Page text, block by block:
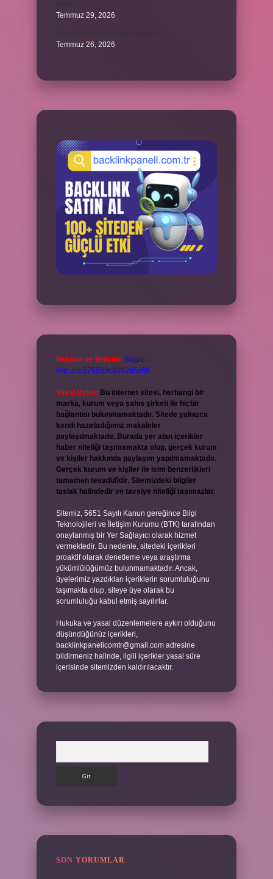
Temmuz 29, 2026
Temmuz 26, 2026
Reklam ve İletişim: Skype:
live:.cid.575569c608265c69
Yasal Uyarı: Bu internet sitesi, herhangi bir
marka, kurum veya şahıs şirketi ile hiçbir
bağlantısı bulunmamaktadır. Sitede yalnızca
kendi hazırladığımız makaleler
paylaşılmaktadır. Burada yer alan içerikler
haber niteliği taşımamakta olup, gerçek kurum
ve kişiler hakkında paylaşım yapılmamaktadır.
Gerçek kurum ve kişiler ile isim benzerlikleri
tamamen tesadüfidir. Sitemizdeki bilgiler
taslak halindedir ve tavsiye niteliği taşımazlar.
Sitemiz, 5651 Sayılı Kanun gereğince Bilgi
Teknolojileri ve İletişim Kurumu (BTK) tarafından
onaylanmış bir Yer Sağlayıcı olarak hizmet
vermektedir. Bu nedenle, sitedeki içerikleri
proaktif olarak denetleme veya araştırma
yükümlülüğümüz bulunmamaktadır. Ancak,
üyelerimiz yazdıkları içeriklerin sorumluluğunu
taşımakta olup, siteye üye olarak bu
sorumluluğu kabul etmiş sayılırlar.
Hukuka ve yasal düzenlemelere aykırı olduğunu
düşündüğünüz içerikleri,
backlinkpanelicomtr@gmail.com adresine
bildirmeniz halinde, ilgili içerikler yasal süre
içerisinde sitemizden kaldırılacaktır.
SON YORUMLAR